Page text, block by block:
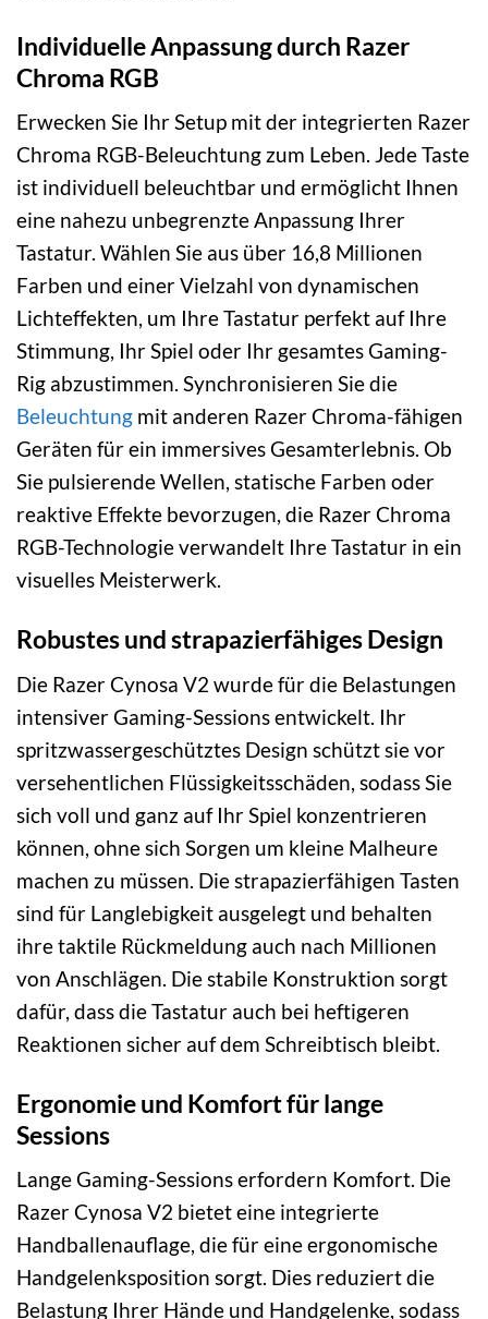
Individuelle Anpassung durch Razer
Chroma RGB
Erwecken Sie Ihr Setup mit der integrierten Razer
Chroma RGB-Beleuchtung zum Leben. Jede Taste
ist individuell beleuchtbar und ermöglicht Ihnen
eine nahezu unbegrenzte Anpassung Ihrer
Tastatur. Wählen Sie aus über 16,8 Millionen
Farben und einer Vielzahl von dynamischen
Lichteffekten, um Ihre Tastatur perfekt auf Ihre
Stimmung, Ihr Spiel oder Ihr gesamtes Gaming-
Rig abzustimmen. Synchronisieren Sie die
Beleuchtung mit anderen Razer Chroma-fähigen
Geräten für ein immersives Gesamterlebnis. Ob
Sie pulsierende Wellen, statische Farben oder
reaktive Effekte bevorzugen, die Razer Chroma
RGB-Technologie verwandelt Ihre Tastatur in ein
visuelles Meisterwerk.
Robustes und strapazierfähiges Design
Die Razer Cynosa V2 wurde für die Belastungen
intensiver Gaming-Sessions entwickelt. Ihr
spritzwassergeschütztes Design schützt sie vor
versehentlichen Flüssigkeitsschäden, sodass Sie
sich voll und ganz auf Ihr Spiel konzentrieren
können, ohne sich Sorgen um kleine Malheure
machen zu müssen. Die strapazierfähigen Tasten
sind für Langlebigkeit ausgelegt und behalten
ihre taktile Rückmeldung auch nach Millionen
von Anschlägen. Die stabile Konstruktion sorgt
dafür, dass die Tastatur auch bei heftigeren
Reaktionen sicher auf dem Schreibtisch bleibt.
Ergonomie und Komfort für lange
Sessions
Lange Gaming-Sessions erfordern Komfort. Die
Razer Cynosa V2 bietet eine integrierte
Handballenauflage, die für eine ergonomische
Handgelenksposition sorgt. Dies reduziert die
Belastung Ihrer Hände und Handgelenke, sodass